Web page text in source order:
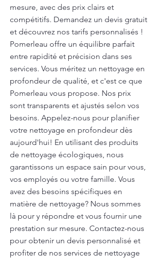
mesure, avec des prix clairs et
compétitifs. Demandez un devis gratuit
et découvrez nos tarifs personnalisés !
Pomerleau offre un équilibre parfait
entre rapidité et précision dans ses
services. Vous méritez un nettoyage en
profondeur de qualité, et c'est ce que
Pomerleau vous propose. Nos prix
sont transparents et ajustés selon vos
besoins. Appelez-nous pour planifier
votre nettoyage en profondeur dès
aujourd'hui! En utilisant des produits
de nettoyage écologiques, nous
garantissons un espace sain pour vous,
vos employés ou votre famille. Vous
avez des besoins spécifiques en
matière de nettoyage? Nous sommes
là pour y répondre et vous fournir une
prestation sur mesure. Contactez-nous
pour obtenir un devis personnalisé et
profiter de nos services de nettoyage